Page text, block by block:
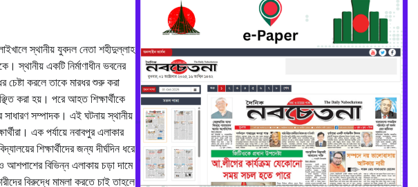
স্থানীয় যুবদল নেতা শহীদুল্লাহ
স্থানীয় একটি নির্মাণাধীন ভবনের
চেষ্টা করলে তাকে মারধর শুরু করা
করা হয়। পরে আহত শিক্ষার্থীকে
সাধারণ সম্পাদক। এই ঘটনায় স্থানীয়
এক পর্যায়ে নবাবপুর এলাকার
শিক্ষার্থীদের জন্য দীর্ঘদিন ধরে
আশপাশের বিভিন্ন এলাকায় চড়া দামে
বিরুদ্ধে মামলা করতে চাই তাহলে